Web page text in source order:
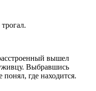
вышел
Выбравшись
понял, где находится.